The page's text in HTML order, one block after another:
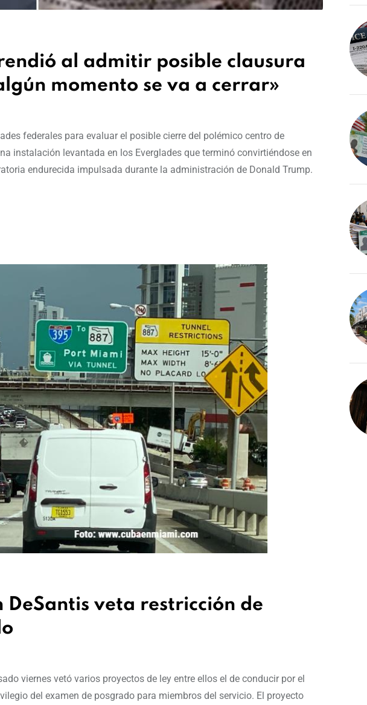
al admitir posible clausura
momento se va a cerrar»
federales para evaluar el posible cierre del polémico centro de
instalación levantada en los Everglades que terminó convirtiéndose en
endurecida impulsada durante la administración de Donald Trump.
veta restricción de
viernes vetó varios proyectos de ley entre ellos el de conducir por el
del examen de posgrado para miembros del servicio. El proyecto